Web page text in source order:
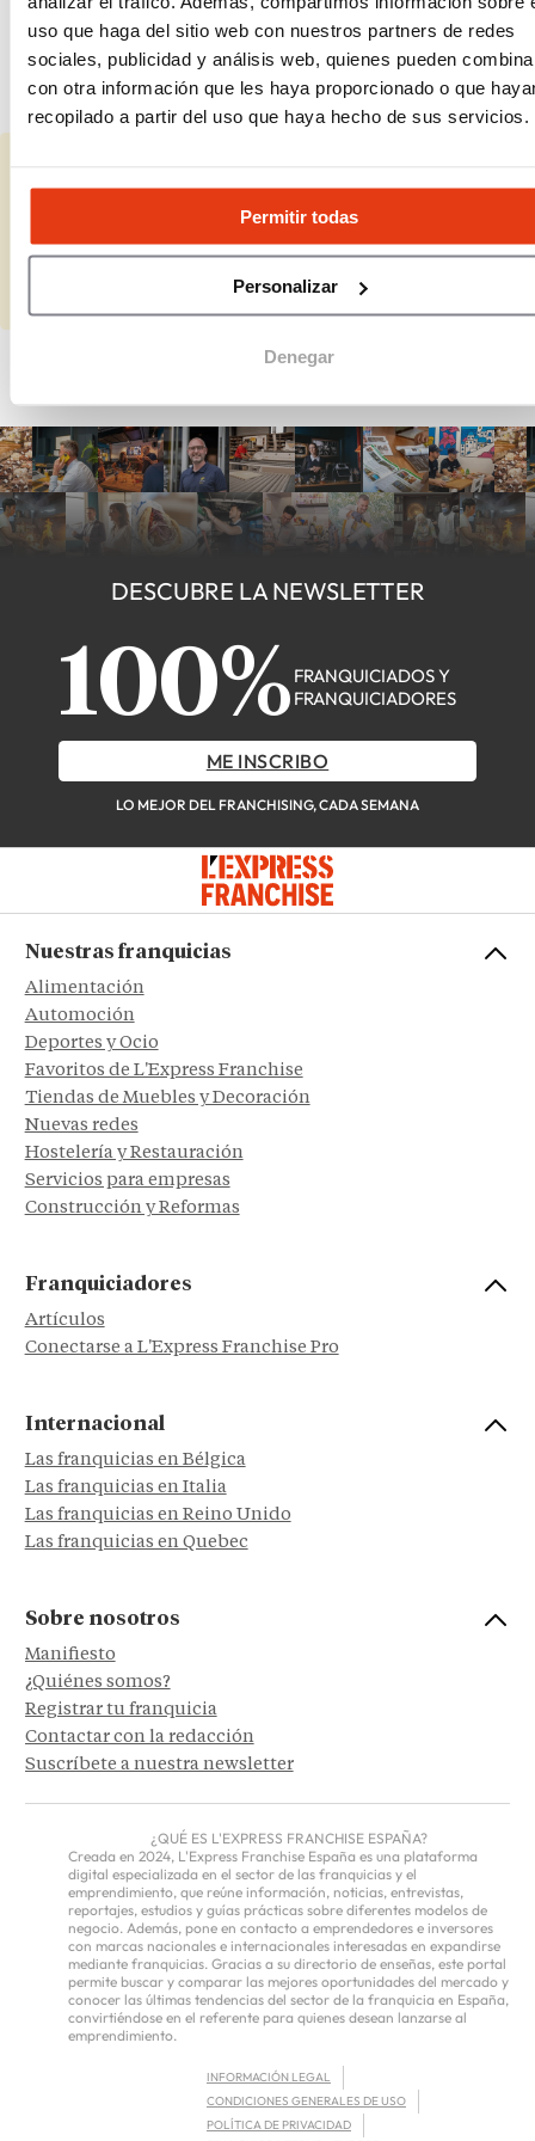
uso que haga del sitio web con nuestros partners de redes
sociales, publicidad y análisis web, quienes pueden
con otra información que les haya proporcionado o que
recopilado a partir del uso que haya hecho de sus servicios.
Permitir todas
Personalizar
Denegar
funcionamiento del taller?
¿Qué beneficios aporta la tienda online
de Feu Vert?
¿Representas a Feu Vert?
Completar
DESCUBRE LA NEWSLETTER
100% FRANQUICIADOS Y
FRANQUICIADORES
ME INSCRIBO
LO MEJOR DEL FRANCHISING, CADA SEMANA
Nuestras franquicias
Alimentación
Automoción
Deportes y Ocio
Favoritos de L'Express Franchise
Tiendas de Muebles y Decoración
Nuevas redes
Hostelería y Restauración
Servicios para empresas
Construcción y Reformas
Franquiciadores
Artículos
Conectarse a L'Express Franchise Pro
Internacional
Las franquicias en Bélgica
Las franquicias en Italia
Las franquicias en Reino Unido
Las franquicias en Quebec
Sobre nosotros
Manifiesto
¿Quiénes somos?
Registrar tu franquicia
Contactar con la redacción
Suscríbete a nuestra newsletter
¿QUÉ ES L'EXPRESS FRANCHISE ESPAÑA?
Creada en 2024, L'Express Franchise España es una plataforma
digital especializada en el sector de las franquicias y el
emprendimiento, que reúne información, noticias, entrevistas,
reportajes, estudios y guías prácticas sobre diferentes modelos de
negocio. Además, pone en contacto a emprendedores e inversores
con marcas nacionales e internacionales interesadas en expandirse
mediante franquicias. Gracias a su directorio de enseñas, este portal
permite buscar y comparar las mejores oportunidades del mercado y
conocer las últimas tendencias del sector de la franquicia en España,
convirtiéndose en el referente para quienes desean lanzarse al
emprendimiento.
INFORMACIÓN LEGAL
CONDICIONES GENERALES DE USO
POLÍTICA DE PRIVACIDAD